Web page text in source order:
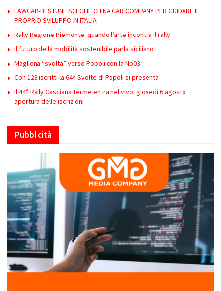
FAWCAR-BESTUNE SCEGLIE CHINA CAR COMPANY PER GUIDARE IL
PROPRIO SVILUPPO IN ITALIA
Rally Regione Piemonte: quando l’arte incontra il rally
Il futuro della mobilità sostenibile parla siciliano
Magliona “svolta” verso Popoli con la Np03
Con 123 iscritti la 64^ Svolte di Popoli si presenta
Il 44° Rally Casciana Terme entra nel vivo: giovedì 6 agosto
apertura delle iscrizioni
Pubblicità